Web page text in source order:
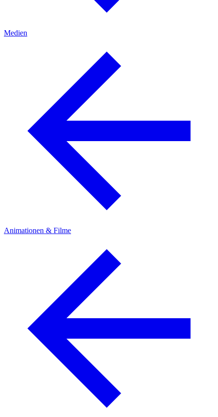
Medien
Animationen & Filme